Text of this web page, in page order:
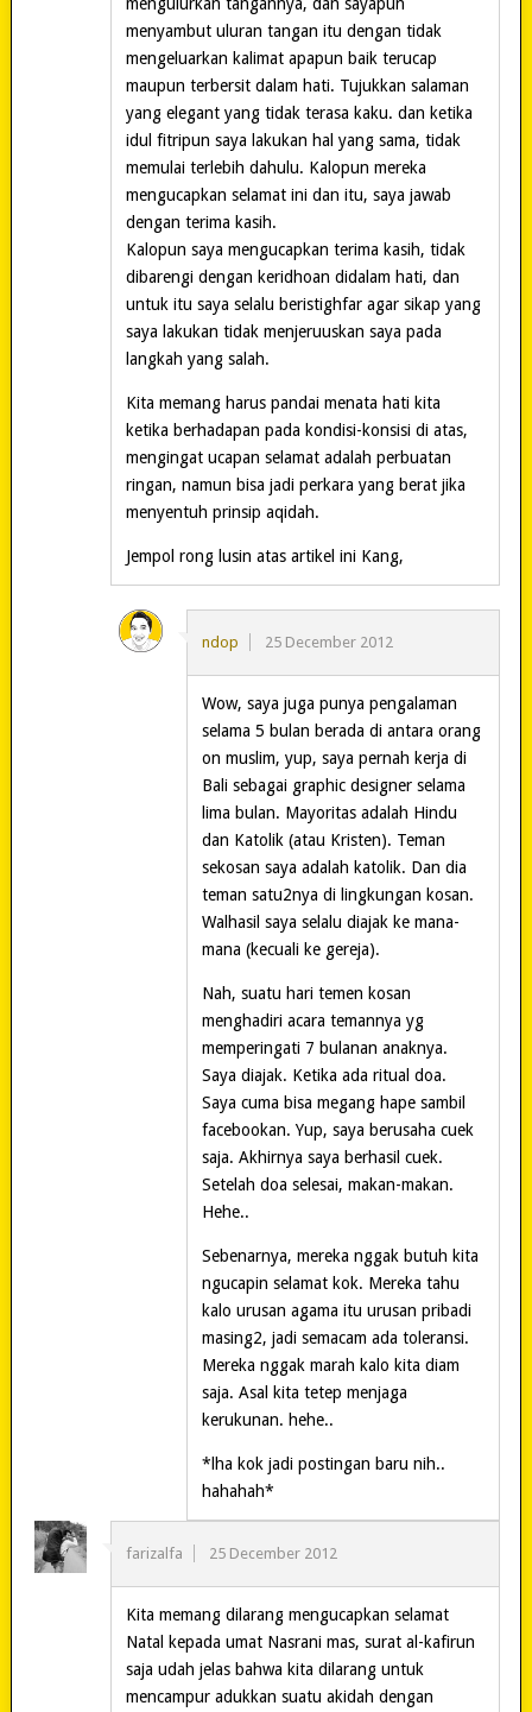
menyambut uluran tangan itu dengan tidak
mengeluarkan kalimat apapun baik terucap
maupun terbersit dalam hati. Tujukkan salaman
yang elegant yang tidak terasa kaku. dan ketika
idul fitripun saya lakukan hal yang sama, tidak
memulai terlebih dahulu. Kalopun mereka
mengucapkan selamat ini dan itu, saya jawab
dengan terima kasih.
Kalopun saya mengucapkan terima kasih, tidak
dibarengi dengan keridhoan didalam hati, dan
untuk itu saya selalu beristighfar agar sikap yang
saya lakukan tidak menjeruuskan saya pada
langkah yang salah.
Kita memang harus pandai menata hati kita
ketika berhadapan pada kondisi-konsisi di atas,
mengingat ucapan selamat adalah perbuatan
ringan, namun bisa jadi perkara yang berat jika
menyentuh prinsip aqidah.
Jempol rong lusin atas artikel ini Kang,
ndop 25 December 2012
Wow, saya juga punya pengalaman
selama 5 bulan berada di antara orang
on muslim, yup, saya pernah kerja di
Bali sebagai graphic designer selama
lima bulan. Mayoritas adalah Hindu
dan Katolik (atau Kristen). Teman
sekosan saya adalah katolik. Dan dia
teman satu2nya di lingkungan kosan.
Walhasil saya selalu diajak ke mana-
mana (kecuali ke gereja).
Nah, suatu hari temen kosan
menghadiri acara temannya yg
memperingati 7 bulanan anaknya.
Saya diajak. Ketika ada ritual doa.
Saya cuma bisa megang hape sambil
facebookan. Yup, saya berusaha cuek
saja. Akhirnya saya berhasil cuek.
Setelah doa selesai, makan-makan.
Hehe..
Sebenarnya, mereka nggak butuh kita
ngucapin selamat kok. Mereka tahu
kalo urusan agama itu urusan pribadi
masing2, jadi semacam ada toleransi.
Mereka nggak marah kalo kita diam
saja. Asal kita tetep menjaga
kerukunan. hehe..
*lha kok jadi postingan baru nih..
hahahah*
farizalfa 25 December 2012
Kita memang dilarang mengucapkan selamat
Natal kepada umat Nasrani mas, surat al-kafirun
saja udah jelas bahwa kita dilarang untuk
mencampur adukkan suatu akidah dengan